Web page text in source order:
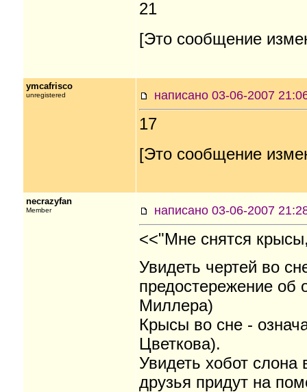
21
[Это сообщение
ymcafrisco
unregistered написано 03-06-
17
[Это сообщение
necrazyfan
Member написано 03-06-2007
<<"Мне снятся
Увидеть чертей во
предостережение об
Миллера)
Крысы во сне -
Цветкова).
Увидеть хобот слона
друзья придут на